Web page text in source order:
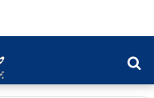
برای